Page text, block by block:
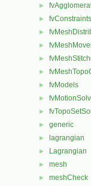
►
► fvConstraints
►
►
►
►
► fvModels
►
►
► generic
► lagrangian
► Lagrangian
► mesh
► meshCheck